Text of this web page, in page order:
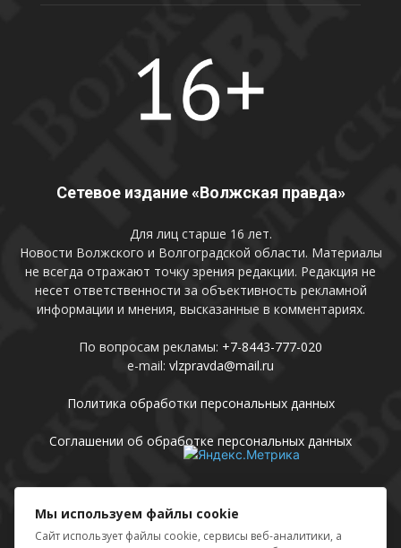
Сетевое издание «Волжская правда»
Для лиц старше 16 лет.
Новости Волжского и Волгоградской области. Материалы
не всегда отражают точку зрения редакции. Редакция не
несет ответственности за объективность рекламной
информации и мнения, высказанные в комментариях.
По вопросам рекламы: +7-8443-777-020
e-mail: vlzpravda@mail.ru
Политика обработки персональных данных
Соглашении об обработке персональных данных
Присоединяйтесь
Мы используем файлы cookie
Сайт использует файлы cookie, сервисы веб-аналитики, а